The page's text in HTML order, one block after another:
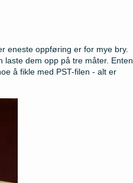
eneste oppføring er for mye bry.
laste dem opp på tre måter. Enten
å fikle med PST-filen - alt er